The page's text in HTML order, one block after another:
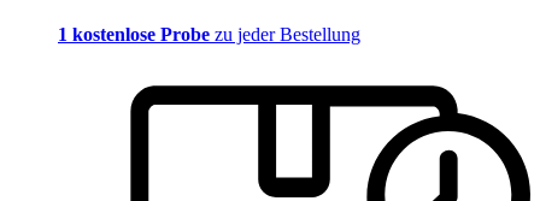
1 kostenlose Probe zu jeder Bestellung